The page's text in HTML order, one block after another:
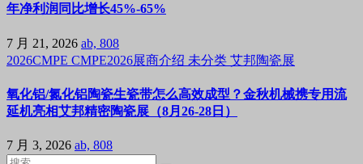
年净利润同比增长45%-65%
7 月 21, 2026 ab, 808
2026CMPE CMPE2026展商介绍 未分类 艾邦陶瓷展
氧化铝/氮化铝陶瓷生瓷带怎么高效成型？金秋机械携专用流
延机亮相艾邦精密陶瓷展（8月26-28日）
7 月 3, 2026 ab, 808